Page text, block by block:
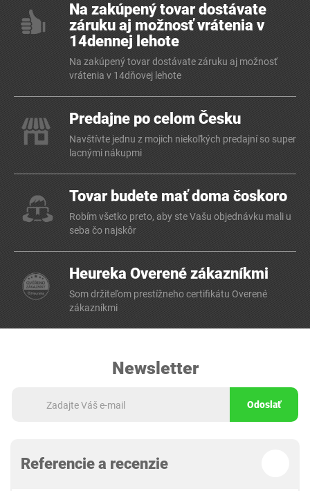
Na zakúpený tovar dostávate
záruku aj možnosť vrátenia v
14dennej lehote
Na zakúpený tovar dostávate záruku aj možnosť
vrátenia v 14dňovej lehote
Predajne po celom Česku
Navštívte jednu z mojich niekoľkých predajní so super
lacnými nákupmi
Tovar budete mať doma čoskoro
Robím všetko preto, aby ste Vašu objednávku mali u
seba čo najskôr
Heureka Overené zákazníkmi
Som držiteľom prestížneho certifikátu Overené
zákazníkmi
Newsletter
Odoslať
Referencie a recenzie